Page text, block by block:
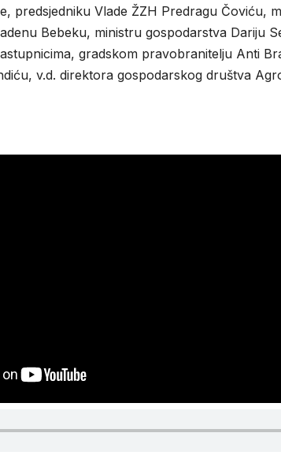
predsjedniku Vlade ŽZH Predragu Čoviću,
Bebeku, ministru gospodarstva Dariju
gradskom pravobranitelju Anti
v.d. direktora gospodarskog društva